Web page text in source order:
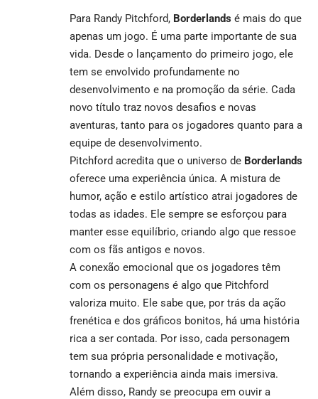
Para Randy Pitchford, Borderlands é mais do que
apenas um jogo. É uma parte importante de sua
vida. Desde o lançamento do primeiro jogo, ele
tem se envolvido profundamente no
desenvolvimento e na promoção da série. Cada
novo título traz novos desafios e novas
aventuras, tanto para os jogadores quanto para a
equipe de desenvolvimento.
Pitchford acredita que o universo de Borderlands
oferece uma experiência única. A mistura de
humor, ação e estilo artístico atrai jogadores de
todas as idades. Ele sempre se esforçou para
manter esse equilíbrio, criando algo que ressoe
com os fãs antigos e novos.
A conexão emocional que os jogadores têm
com os personagens é algo que Pitchford
valoriza muito. Ele sabe que, por trás da ação
frenética e dos gráficos bonitos, há uma história
rica a ser contada. Por isso, cada personagem
tem sua própria personalidade e motivação,
tornando a experiência ainda mais imersiva.
Além disso, Randy se preocupa em ouvir a